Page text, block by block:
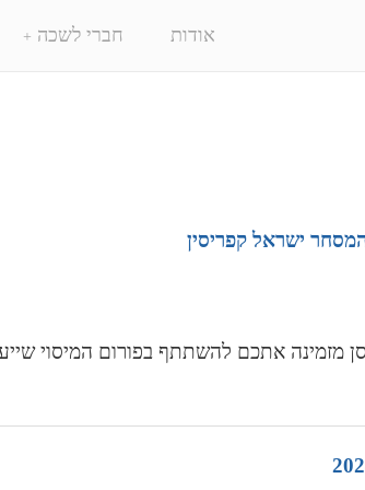
אודות חברי לשכה
ישראל קפריסין
מזמינה אתכם להשתתף בפורום המיסוי